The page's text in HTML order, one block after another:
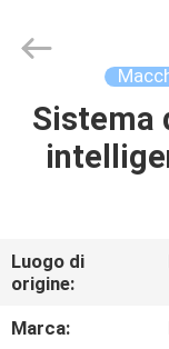
CASA
CIRCA
NOI
fornitore.
Copyright
Guangdong Hongtuo
Sistema
Luogo di
origine:
Marca: